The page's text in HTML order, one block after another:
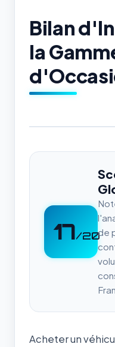
Bilan
la
17/20de
Acheter un